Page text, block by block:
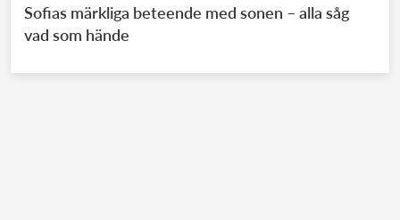
Sofias märkliga beteende med sonen – alla såg
vad som hände